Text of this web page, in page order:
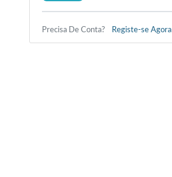
Precisa De Conta? Registe-se Agora